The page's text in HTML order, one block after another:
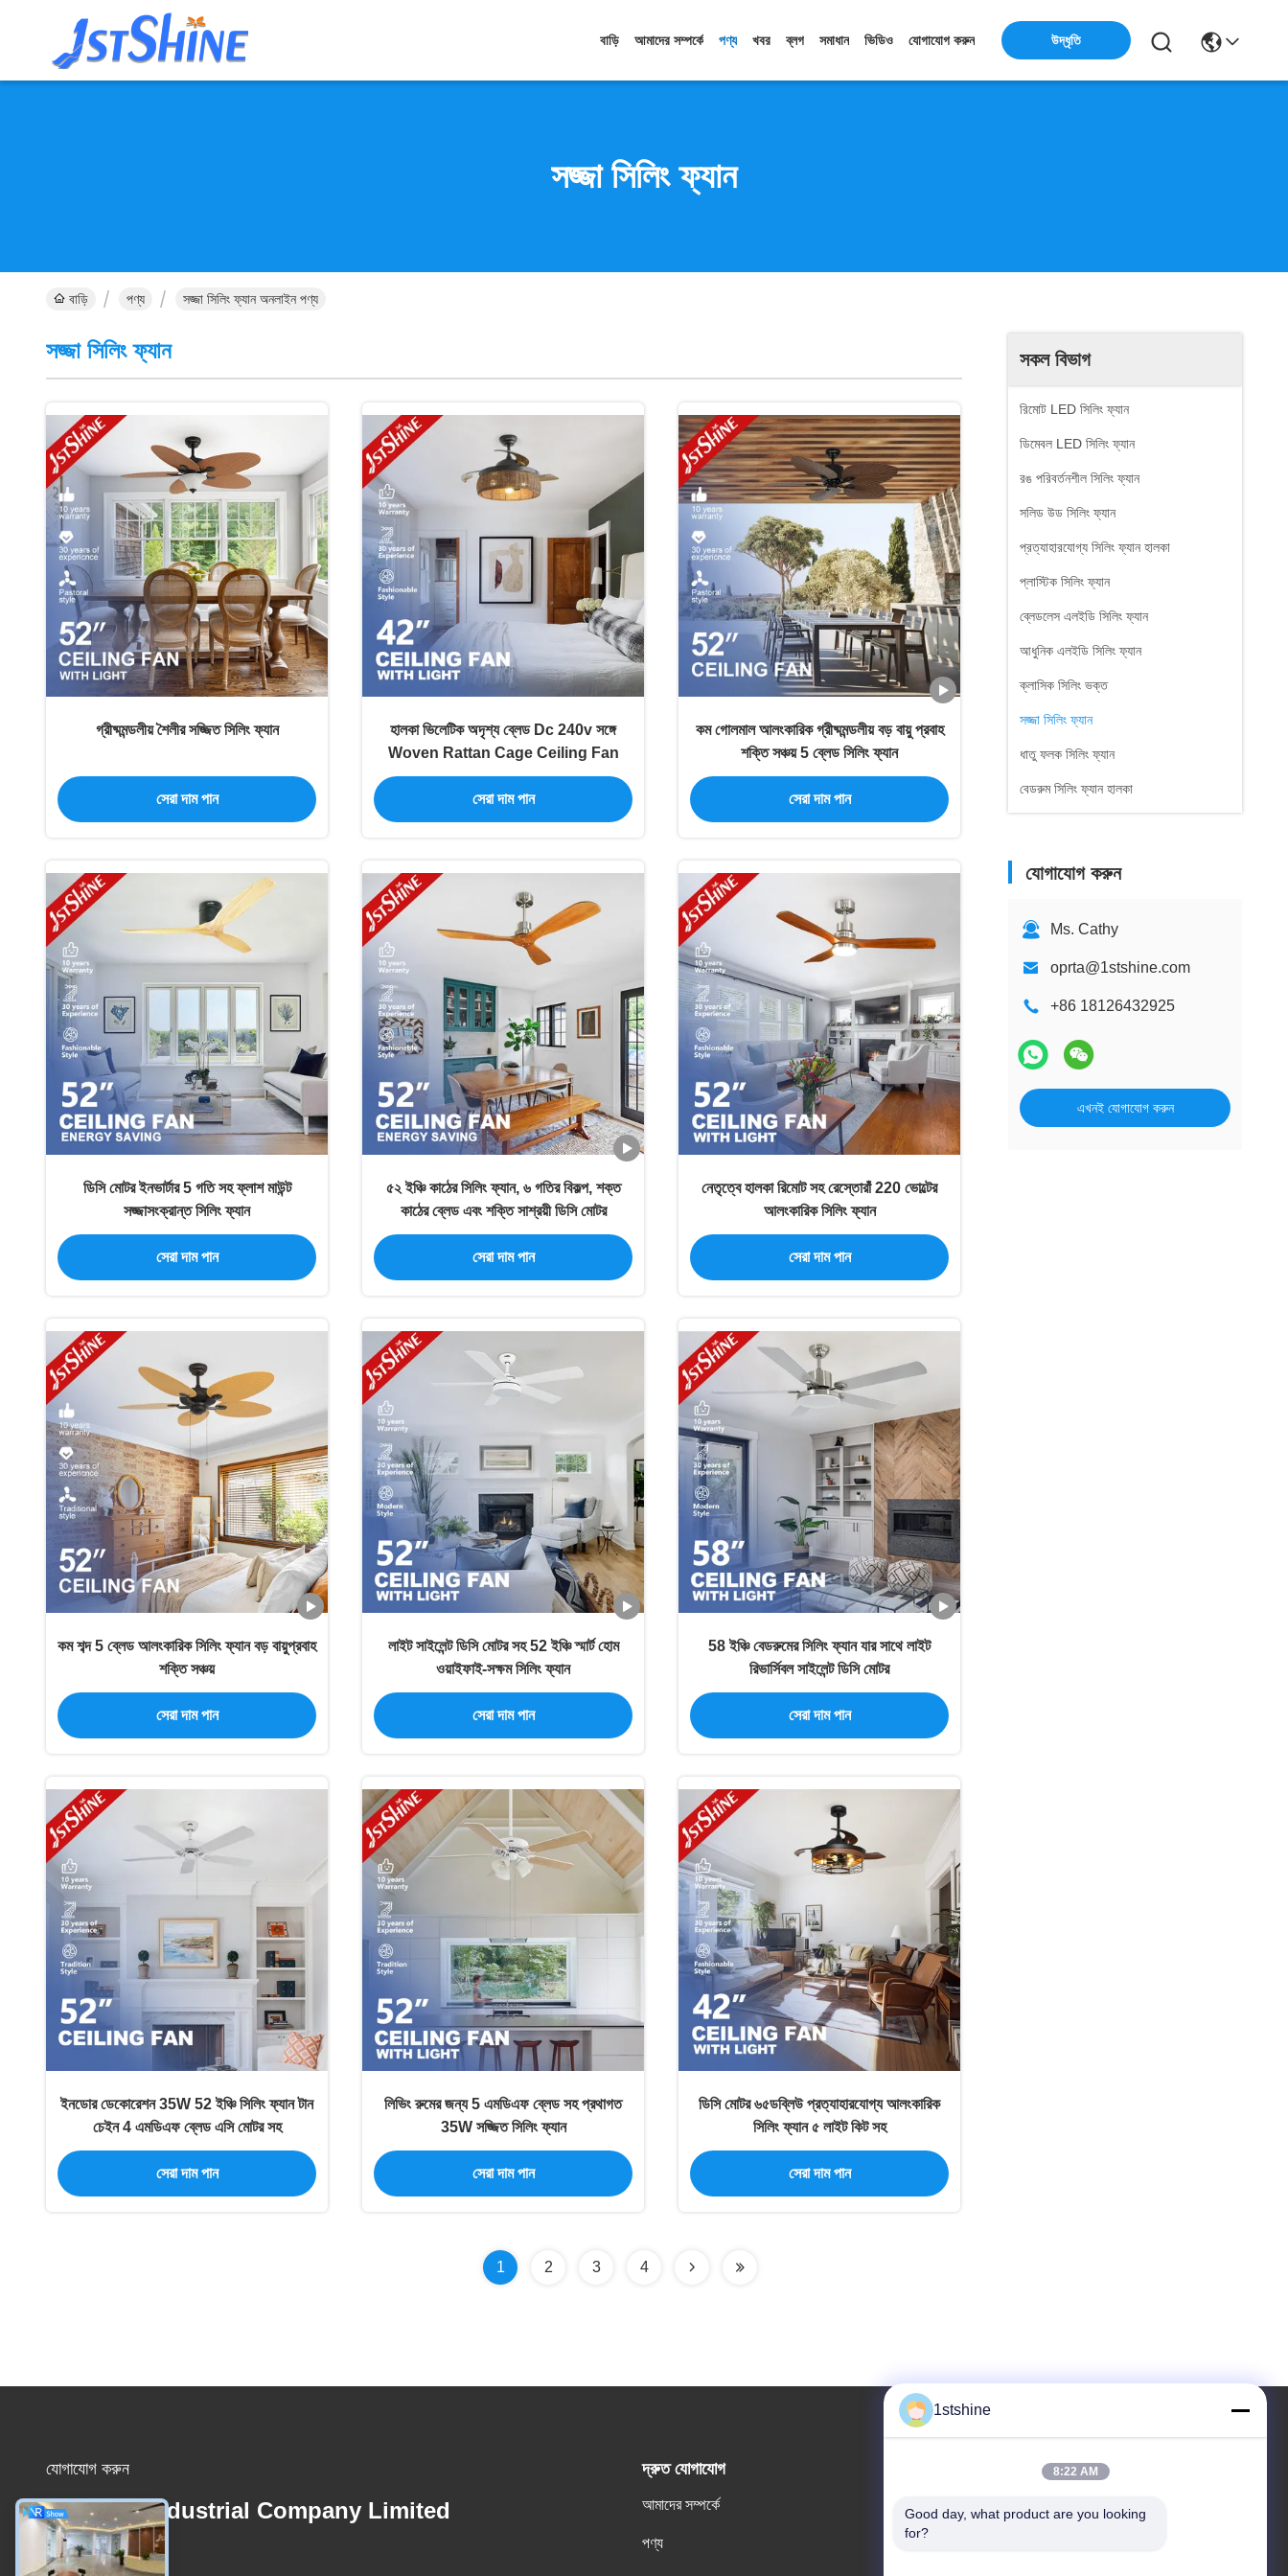
বাড়ি আমাদের সম্পর্কে পণ্য খবর ব্লগ সমাধান ভিডিও যোগাযোগ করুন উদ্ধৃতি
সজ্জা সিলিং ফ্যান
বাড়ি পণ্য সজ্জা সিলিং ফ্যান অনলাইন পণ্য
সকল বিভাগ
রিমোট LED সিলিং ফ্যান
ডিমেবল LED সিলিং ফ্যান
রঙ পরিবর্তনশীল সিলিং ফ্যান
সলিড উড সিলিং ফ্যান
প্রত্যাহারযোগ্য সিলিং ফ্যান হালকা
প্লাস্টিক সিলিং ফ্যান
ব্লেডলেস এলইডি সিলিং ফ্যান
আধুনিক এলইডি সিলিং ফ্যান
ক্লাসিক সিলিং ভক্ত
সজ্জা সিলিং ফ্যান
ধাতু ফলক সিলিং ফ্যান
বেডরুম সিলিং ফ্যান হালকা
যোগাযোগ করুন
Ms. Cathy
oprta@1stshine.com
+86 18126432925
এখনই যোগাযোগ করুন
সজ্জা সিলিং ফ্যান
গ্রীষ্মমন্ডলীয় শৈলীর সজ্জিত সিলিং ফ্যান
সেরা দাম পান
হালকা ভিলেটিক অদৃশ্য ব্লেড Dc 240v সঙ্গে
Woven Rattan Cage Ceiling Fan
সেরা দাম পান
কম গোলমাল আলংকারিক গ্রীষ্মমন্ডলীয় বড় বায়ু প্রবাহ
শক্তি সঞ্চয় 5 ব্লেড সিলিং ফ্যান
সেরা দাম পান
ডিসি মোটর ইনভার্টার 5 গতি সহ ফ্লাশ মাউন্ট
সজ্জাসংক্রান্ত সিলিং ফ্যান
সেরা দাম পান
৫২ ইঞ্চি কাঠের সিলিং ফ্যান, ৬ গতির বিকল্প, শক্ত
কাঠের ব্লেড এবং শক্তি সাশ্রয়ী ডিসি মোটর
সেরা দাম পান
নেতৃত্বে হালকা রিমোট সহ রেস্তোরাঁ 220 ভোল্টের
আলংকারিক সিলিং ফ্যান
সেরা দাম পান
কম শব্দ 5 ব্লেড আলংকারিক সিলিং ফ্যান বড় বায়ুপ্রবাহ
শক্তি সঞ্চয়
সেরা দাম পান
লাইট সাইলেন্ট ডিসি মোটর সহ 52 ইঞ্চি স্মার্ট হোম
ওয়াইফাই-সক্ষম সিলিং ফ্যান
সেরা দাম পান
58 ইঞ্চি বেডরুমের সিলিং ফ্যান যার সাথে লাইট
রিভার্সিবল সাইলেন্ট ডিসি মোটর
সেরা দাম পান
ইনডোর ডেকোরেশন 35W 52 ইঞ্চি সিলিং ফ্যান টান
চেইন 4 এমডিএফ ব্লেড এসি মোটর সহ
সেরা দাম পান
লিভিং রুমের জন্য 5 এমডিএফ ব্লেড সহ প্রথাগত
35W সজ্জিত সিলিং ফ্যান
সেরা দাম পান
ডিসি মোটর ৬৫ডব্লিউ প্রত্যাহারযোগ্য আলংকারিক
সিলিং ফ্যান ৫ লাইট কিট সহ
সেরা দাম পান
1 2 3 4
যোগাযোগ করুন
1stshine Industrial Company Limited
ই-মেইল
দ্রুত যোগাযোগ
আমাদের সম্পর্কে
পণ্য
নং 126, ঝোংহেং এভিনিউ, বাওয়ু গ্রাম, হেংলান টাউন, ঝোংশান সিটি,
1stshine
8:22 AM
Good day, what product are you looking
for?